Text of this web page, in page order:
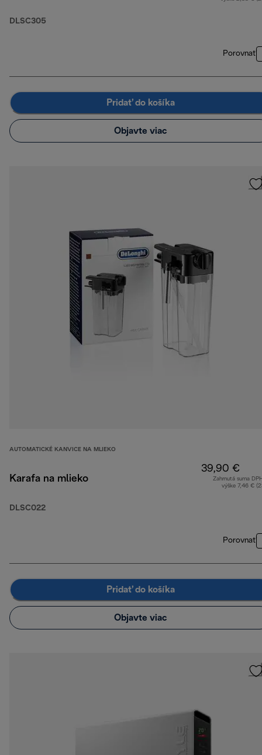
DLSC305
Porovnať
Pridať do košíka
Objavte viac
AUTOMATICKÉ KANVICE NA MLIEKO
Karafa na mlieko
DLSC022
39,90 €
Zahrnutá suma
výške 7,46 €
Porovnať
Pridať do košíka
Objavte viac